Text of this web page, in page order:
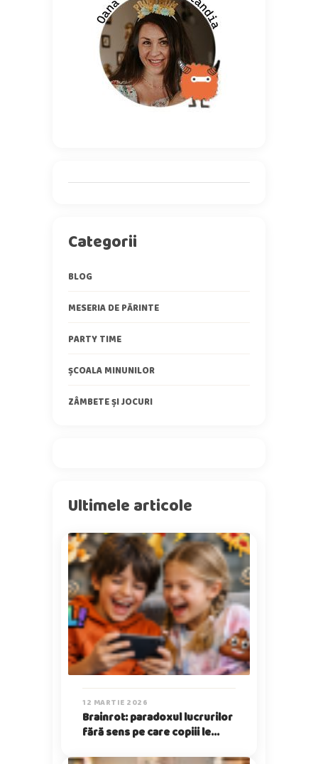
Categorii
BLOG
MESERIA DE PĂRINTE
PARTY TIME
ȘCOALA MINUNILOR
ZÂMBETE ȘI JOCURI
Ultimele articole
12 MARTIE 2026
Brainrot: paradoxul lucrurilor
fără sens pe care copiii le